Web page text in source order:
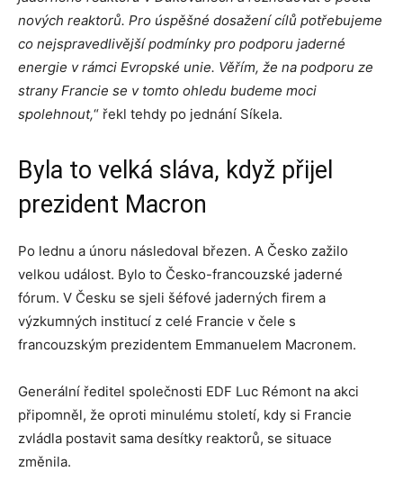
nových reaktorů. Pro úspěšné dosažení cílů potřebujeme
co nejspravedlivější podmínky pro podporu jaderné
energie v rámci Evropské unie. Věřím, že na podporu ze
strany Francie se v tomto ohledu budeme moci
spolehnout,“ řekl tehdy po jednání Síkela.
Byla to velká sláva, když přijel
prezident Macron
Po lednu a únoru následoval březen. A Česko zažilo
velkou událost. Bylo to Česko-francouzské jaderné
fórum. V Česku se sjeli šéfové jaderných firem a
výzkumných institucí z celé Francie v čele s
francouzským prezidentem Emmanuelem Macronem.
Generální ředitel společnosti EDF Luc Rémont na akci
připomněl, že oproti minulému století, kdy si Francie
zvládla postavit sama desítky reaktorů, se situace
změnila.